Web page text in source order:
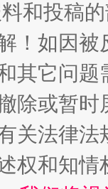
法
和投稿
！如因
其它问题
除或暂
关法律
权和知情